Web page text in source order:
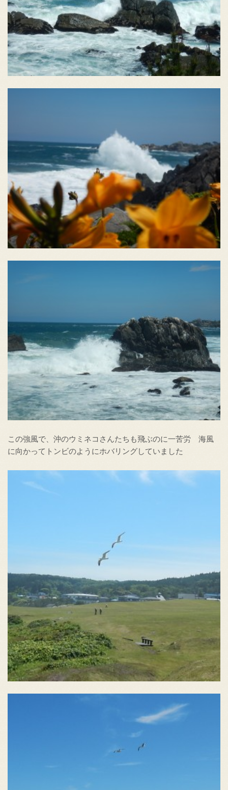
この強風で、沖のウミネコさんたちも飛ぶのに一苦労 海風
に向かってトンビのようにホバリングしていました